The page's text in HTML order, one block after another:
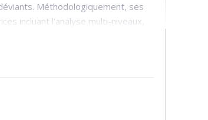
Méthodologiquement, ses
incluant l’analyse multi-niveaux,
influencer les habitudes de vie,